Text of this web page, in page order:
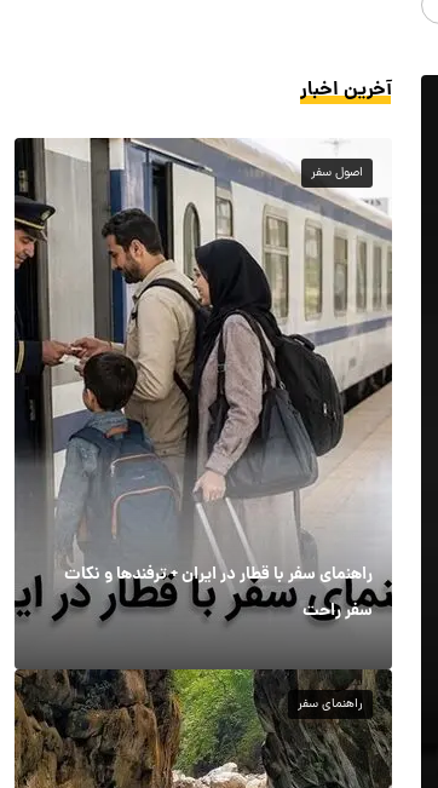
آخرین اخبار
اصول سفر
راهنمای سفر با قطار در ایران + ترفندها و نکات
سفر راحت
راهنمای سفر